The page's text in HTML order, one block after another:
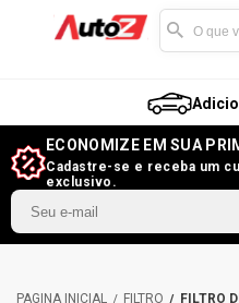
ECONOMIZE EM SUA
Cadastre-se e receba um
exclusivo.
FILTRO FILTRO